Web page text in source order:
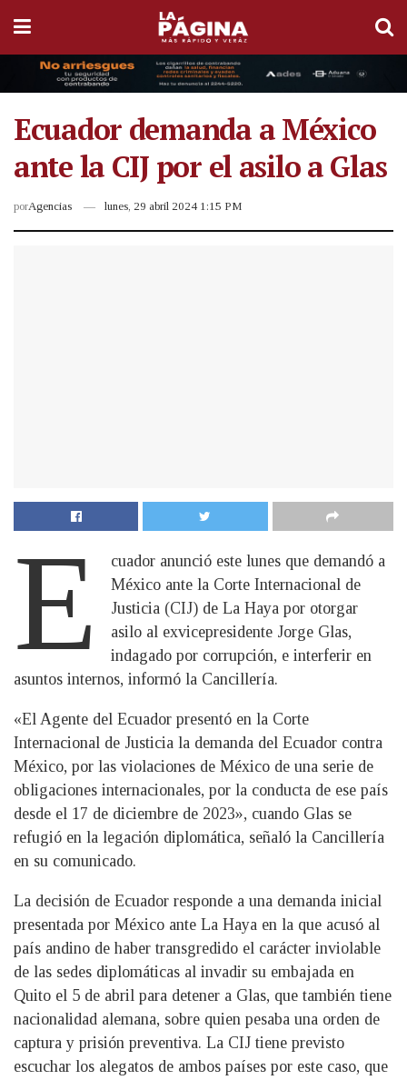
Ecuador demanda a México
ante la CIJ por el asilo a Glas
porAgencias lunes, 29 abril 2024 1:15 PM
E
cuador anunció este lunes que demandó a
México ante la Corte Internacional de
Justicia (CIJ) de La Haya por otorgar
asilo al exvicepresidente Jorge Glas,
indagado por corrupción, e interferir en
asuntos internos, informó la Cancillería.
«El Agente del Ecuador presentó en la Corte
Internacional de Justicia la demanda del Ecuador contra
México, por las violaciones de México de una serie de
obligaciones internacionales, por la conducta de ese país
desde el 17 de diciembre de 2023», cuando Glas se
refugió en la legación diplomática, señaló la Cancillería
en su comunicado.
La decisión de Ecuador responde a una demanda inicial
presentada por México ante La Haya en la que acusó al
país andino de haber transgredido el carácter inviolable
de las sedes diplomáticas al invadir su embajada en
Quito el 5 de abril para detener a Glas, que también tiene
nacionalidad alemana, sobre quien pesaba una orden de
captura y prisión preventiva. La CIJ tiene previsto
escuchar los alegatos de ambos países por este caso, que